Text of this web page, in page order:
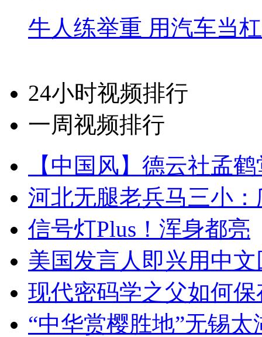
牛人练举重 用汽车当
24小时视频排行
一周视频排行
【中国风】德云社孟
河北无腿老兵马三小
信号灯Plus！浑身都亮
美国发言人即兴用中
现代密码学之父如何
“中华赏樱胜地”无锡